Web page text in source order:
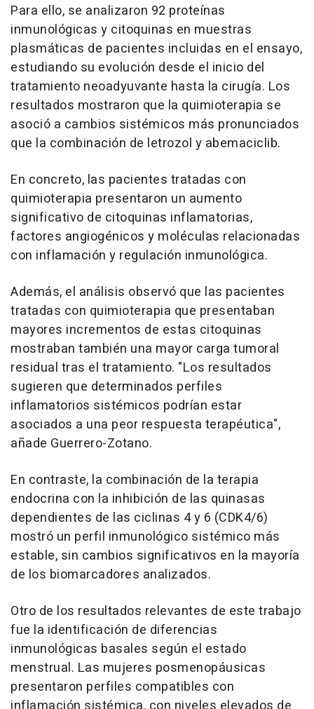
Para ello, se analizaron 92 proteínas
inmunológicas y citoquinas en muestras
plasmáticas de pacientes incluidas en el ensayo,
estudiando su evolución desde el inicio del
tratamiento neoadyuvante hasta la cirugía. Los
resultados mostraron que la quimioterapia se
asoció a cambios sistémicos más pronunciados
que la combinación de letrozol y abemaciclib.
En concreto, las pacientes tratadas con
quimioterapia presentaron un aumento
significativo de citoquinas inflamatorias,
factores angiogénicos y moléculas relacionadas
con inflamación y regulación inmunológica.
Además, el análisis observó que las pacientes
tratadas con quimioterapia que presentaban
mayores incrementos de estas citoquinas
mostraban también una mayor carga tumoral
residual tras el tratamiento. "Los resultados
sugieren que determinados perfiles
inflamatorios sistémicos podrían estar
asociados a una peor respuesta terapéutica",
añade Guerrero-Zotano.
En contraste, la combinación de la terapia
endocrina con la inhibición de las quinasas
dependientes de las ciclinas 4 y 6 (CDK4/6)
mostró un perfil inmunológico sistémico más
estable, sin cambios significativos en la mayoría
de los biomarcadores analizados.
Otro de los resultados relevantes de este trabajo
fue la identificación de diferencias
inmunológicas basales según el estado
menstrual. Las mujeres posmenopáusicas
presentaron perfiles compatibles con